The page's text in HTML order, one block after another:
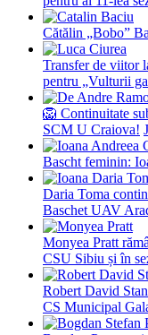
Cătălin „Bobo”
Transfer de viitor
pentru „Vulturii
🦁 Continuitate
SCM U Craiova!
Bascht feminin:
Daria Toma
Baschet UAV
Monyea Pratt
CSU Sibiu și în
Robert David
CS Municipal